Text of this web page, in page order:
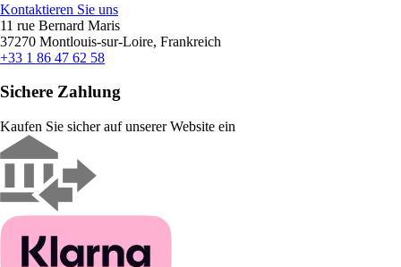
Kontaktieren Sie uns
11 rue Bernard Maris
37270 Montlouis-sur-Loire, Frankreich
+33 1 86 47 62 58
Sichere Zahlung
Kaufen Sie sicher auf unserer Website ein